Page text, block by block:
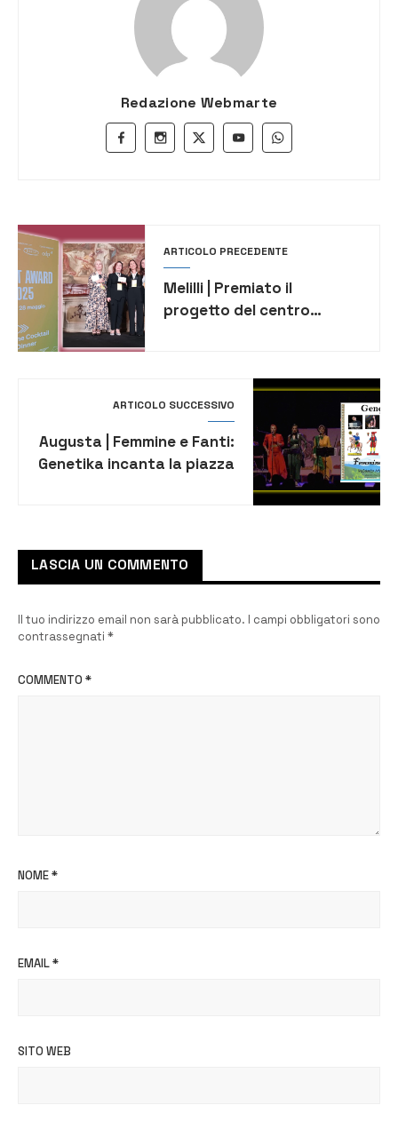
Redazione Webmarte
ARTICOLO PRECEDENTE
Melilli | Premiato il
progetto del centro
ARTICOLO SUCCESSIVO
Augusta | Femmine e Fanti:
Genetika incanta la piazza
LASCIA UN COMMENTO
Il tuo indirizzo email non sarà pubblicato. I campi obbligatori sono
contrassegnati *
COMMENTO *
NOME*
EMAIL*
SITO WEB